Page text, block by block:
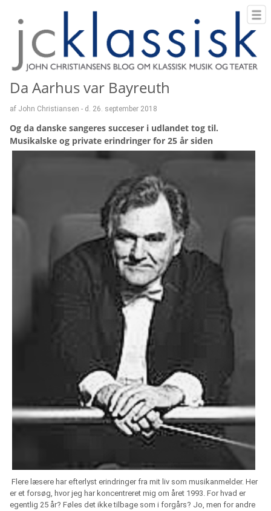
Da Aarhus var Bayreuth
af John Christiansen - d. 26. september 2018
Og da danske sangeres succeser i udlandet tog til.
Musikalske og private erindringer for 25 år siden
Flere læsere har efterlyst erindringer fra mit liv som musikanmelder. Her
er et forsøg, hvor jeg har koncentreret mig om året 1993. For hvad er
egentlig 25 år? Føles det ikke tilbage som i forgårs? Jo, men for andre